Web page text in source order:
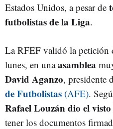
Estados Unidos, a pesar de
futbolistas de la Liga.
La RFEF validó la petición
lunes, en unaasamblea
David Aganzo, presidente
de Futbolistas (AFE).
Rafael Louzán dio el
tener los documentos